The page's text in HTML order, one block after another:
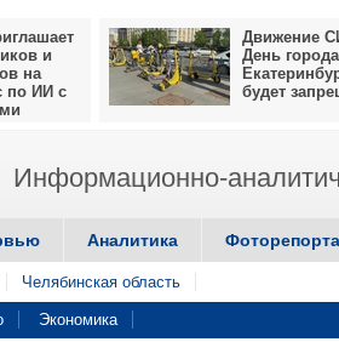
и
на
по ИИ с
Движение
День города
будет
Информационно-
Аналитика
Челябинская область
Экономика